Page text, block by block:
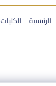
الرئيسية الكليات